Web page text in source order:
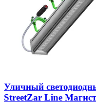
Уличный
StreetZar Line